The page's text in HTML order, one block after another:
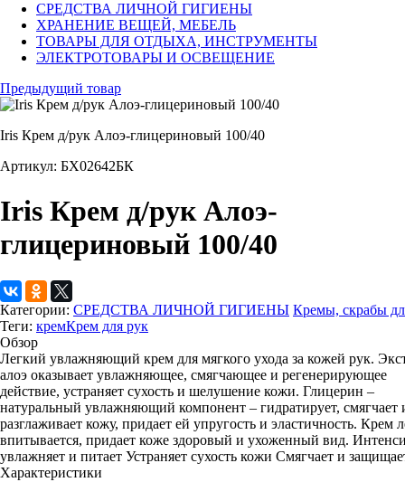
СРЕДСТВА ЛИЧНОЙ ГИГИЕНЫ
ХРАНЕНИЕ ВЕЩЕЙ, МЕБЕЛЬ
ТОВАРЫ ДЛЯ ОТДЫХА, ИНСТРУМЕНТЫ
ЭЛЕКТРОТОВАРЫ И ОСВЕЩЕНИЕ
Предыдущий товар
Iris Крем д/рук Алоэ-глицериновый 100/40
Артикул: БХ02642БК
Iris Крем д/рук Алоэ-
глицериновый 100/40
Категории: СРЕДСТВА ЛИЧНОЙ ГИГИЕНЫ Кремы, скрабы
Теги: кремКрем для рук
Обзор
Легкий увлажняющий крем для мягкого ухода за кожей рук.
алоэ оказывает увлажняющее, смягчающее и регенерирующее
действие, устраняет сухость и шелушение кожи. Глицерин –
натуральный увлажняющий компонент – гидратирует, смягчает
разглаживает кожу, придает ей упругость и эластичность. Крем
впитывается, придает коже здоровый и ухоженный вид.
увлажняет и питает Устраняет сухость кожи Смягчает и
Характеристики